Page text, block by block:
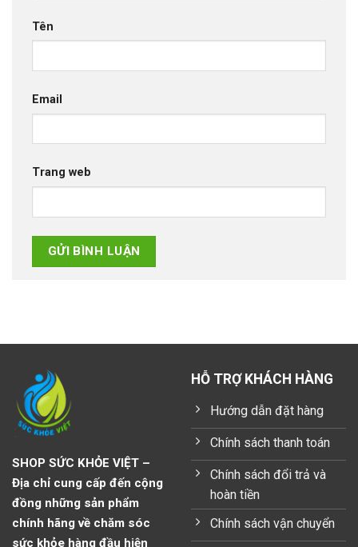
Tên
Email
Trang web
SHOP SỨC KHỎE VIỆT –
Địa chỉ cung cấp đến cộng
đồng những sản phẩm
chính hãng về chăm sóc
sức khỏe hàng đầu hiện
HỖ TRỢ KHÁCH HÀNG
Hướng dẫn đặt hàng
Chính sách thanh toán
Chính sách đổi trả và
hoàn tiền
Chính sách vận chuyển